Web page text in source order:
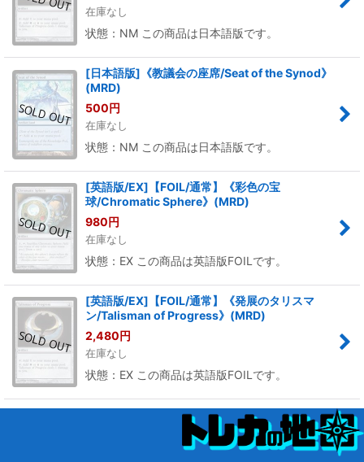
在庫なし
状態：NM この商品は日本語版です。
[日本語版]《教議会の座席/Seat of the Synod》
(MRD)
500円
在庫なし
状態：NM この商品は日本語版です。
[英語版/EX]【FOIL/通常】《彩色の宝
球/Chromatic Sphere》(MRD)
980円
在庫なし
状態：EX この商品は英語版FOILです。
[英語版/EX]【FOIL/通常】《発展のタリスマ
ン/Talisman of Progress》(MRD)
2,480円
在庫なし
状態：EX この商品は英語版FOILです。